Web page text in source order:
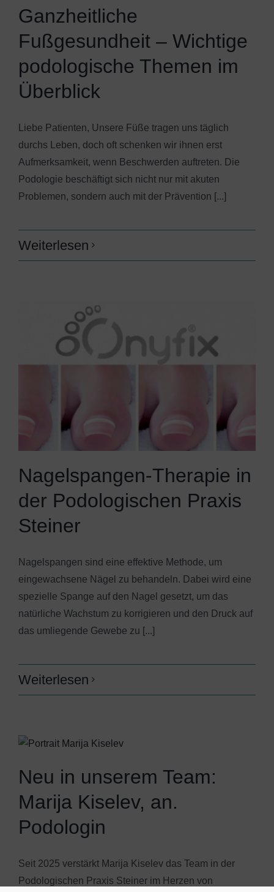
Ganzheitliche
Fußgesundheit – Wichtige
podologische Themen im
Überblick
Liebe Patienten, Unsere Füße tragen uns täglich
durchs Leben, doch oft schenken wir ihnen erst
Aufmerksamkeit, wenn Beschwerden auftreten. Die
Podologie beschäftigt sich nicht nur mit akuten
Problemen, sondern auch mit der Prävention [...]
Weiterlesen
Nagelspangen-Therapie in
der Podologischen Praxis
Steiner
Nagelspangen sind eine effektive Methode, um
eingewachsene Nägel zu behandeln. Dabei wird eine
spezielle Spange auf den Nagel gesetzt, um das
natürliche Wachstum zu korrigieren und den Druck auf
das umliegende Gewebe zu [...]
Weiterlesen
Neu in unserem Team:
Marija Kiselev, an.
Podologin
Seit 2025 verstärkt Marija Kiselev das Team in der
Podologischen Praxis Steiner im Herzen von